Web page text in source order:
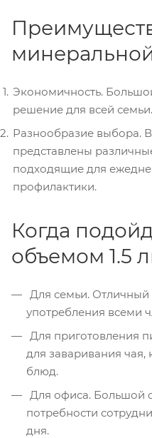
Экономичность.
решение для всей семьи.
Разнообразие выбора.
представлены
подходящие для
профилактики.
Когда
объемом 1.5
Для семьи. Отличный
употребления всеми
Для приготовления
для заваривания
блюд.
Для офиса. Большой
потребности
дня.